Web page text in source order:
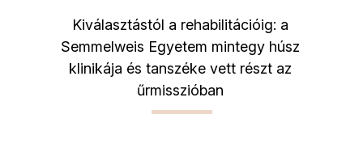
Kiválasztástól a rehabilitációig: a
Semmelweis Egyetem mintegy húsz
klinikája és tanszéke vett részt az
űrmisszióban